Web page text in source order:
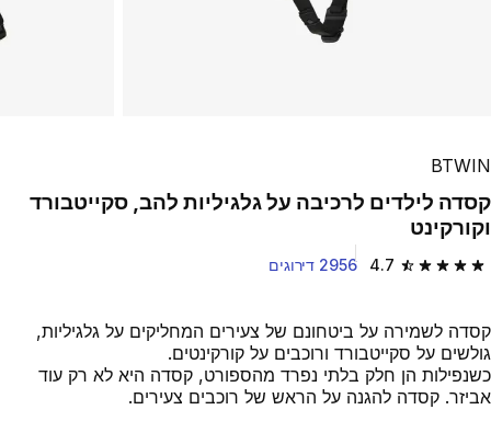
BTWIN
קסדה לילדים לרכיבה על גלגיליות להב, סקייטבורד
וקורקינט
4.7 4.7 out of 5 stars from 2956 reviews 2956 דירוגים
קסדה לשמירה על ביטחונם של צעירים המחליקים על גלגיליות,
גולשים על סקייטבורד ורוכבים על קורקינטים.
כשנפילות הן חלק בלתי נפרד מהספורט, קסדה היא לא רק עוד
אביזר. קסדה להגנה על הראש של רוכבים צעירים.